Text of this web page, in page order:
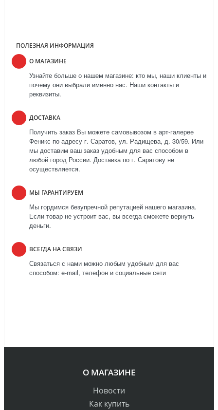
ПОЛЕЗНАЯ ИНФОРМАЦИЯ
О МАГАЗИНЕ
Узнайте больше о нашем магазине: кто мы, наши клиенты и
почему они выбрали именно нас. Наши контакты и
реквизиты.
ДОСТАВКА
Получить заказ Вы можете самовывозом в арт-галерее
Феникс по адресу г. Саратов, ул. Радищева, д. 30/59. Или
мы доставим ваш заказ удобным для вас способом в
любой город России. Доставка по г. Саратову не
осуществляется.
МЫ ГАРАНТИРУЕМ
Мы гордимся безупречной репутацией нашего магазина.
Если товар не устроит вас, вы всегда сможете вернуть
деньги.
ВСЕГДА НА СВЯЗИ
Связаться с нами можно любым удобным для вас
способом: e-mail, телефон и социальные сети
О МАГАЗИНЕ
Новости
Как купить